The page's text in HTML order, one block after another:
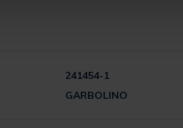
241454-1
GARBOLINO